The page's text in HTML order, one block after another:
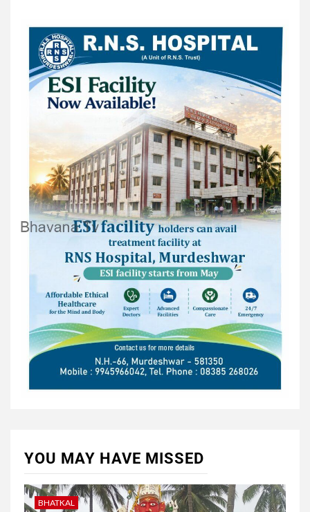
YOU MAY HAVE MISSED
BHATKAL